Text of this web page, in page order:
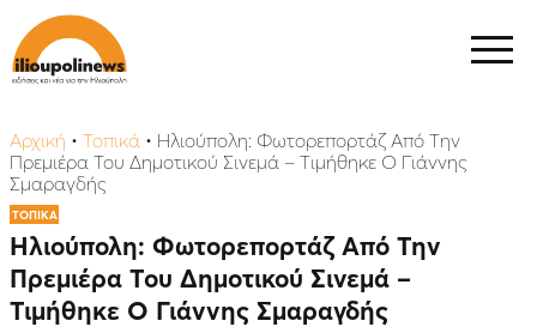
Αρχική • Τοπικά • Ηλιούπολη: Φωτορεπορτάζ Από Την
Πρεμιέρα Του Δημοτικού Σινεμά – Τιμήθηκε Ο Γιάννης
Σμαραγδής
ΤΟΠΙΚΑ
Ηλιούπολη: Φωτορεπορτάζ Από Την
Πρεμιέρα Του Δημοτικού Σινεμά –
Τιμήθηκε Ο Γιάννης Σμαραγδής